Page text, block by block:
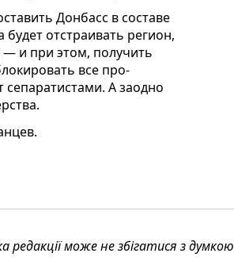
Донбасс в составе
отстраивать регион,
— и при этом, получить
все про-
А заодно
може не збігатися з думкою